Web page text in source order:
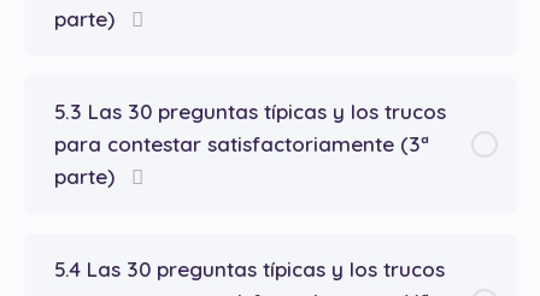
parte)
5.3 Las 30 preguntas típicas y los trucos
para contestar satisfactoriamente (3ª
parte)
5.4 Las 30 preguntas típicas y los trucos